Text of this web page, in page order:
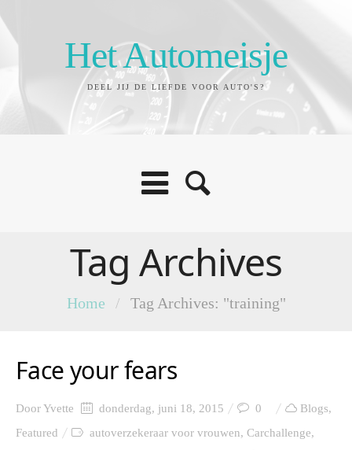
Het Automeisje
DEEL JIJ DE LIEFDE VOOR AUTO'S?
Tag Archives
Home / Tag Archives: "training"
Face your fears
DoorYvette donderdag, juni 18, 2015 0 Blogs,
Featured
autoverzekeraar voor vrouwen, Carchallenge,